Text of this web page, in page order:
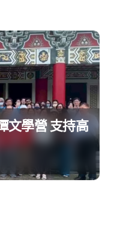
文學營 支持高